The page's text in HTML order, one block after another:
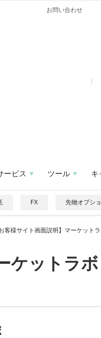
お問い合わせ
ービス ツール キ
FX 先物オプシ
お客様サイト画面説明】マーケット
ケットラボ